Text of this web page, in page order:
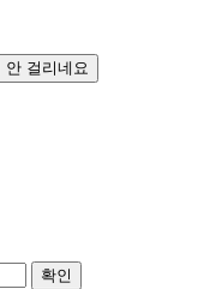
안 걸리네요
확인